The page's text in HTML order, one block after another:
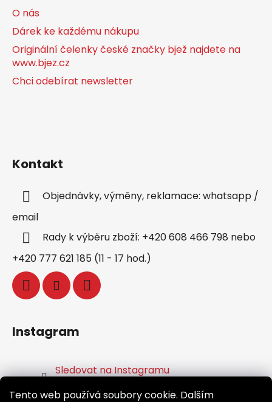
Tento web používá soubory cookie. Dalším
O nás
Dárek ke každému nákupu
Originální čelenky české značky bjež najdete na
www.bjez.cz
Chci odebírat newsletter
Kontakt
Objednávky, výměny, reklamace: whatsapp /
email
Rady k výběru zboží: +420 608 466 798 nebo
+420 777 621 185 (11 - 17 hod.)
Instagram
Sledovat na Instagramu